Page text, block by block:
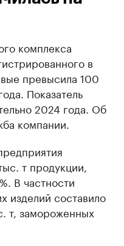
комплекса
в
превысила 100
Показатель
2024 года. Об
компании.
т продукции,
В частности
изделий составило
т, замороженных